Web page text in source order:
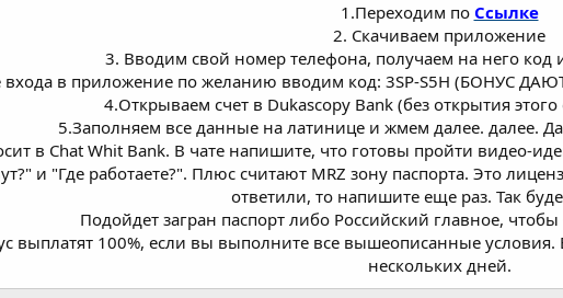
1.Переходим по Ссылке
2. Скачиваем приложение
3. Вводим свой номер телефона, получаем на него код
входа в приложение по желанию вводим код: 3SP-S5H (БОНУС
4.Открываем счет в Dukascopy Bank (без открытия
5.Заполняем все данные на латинице и жмем далее. далее.
в Chat Whit Bank. В чате напишите, что готовы пройти видео-
и "Где работаете?". Плюс считают MRZ зону паспорта. Это
ответили, то напишите еще раз. Так
Подойдет загран паспорт либо Российский главное,
выплатят 100%, если вы выполните все вышеописанные
нескольких дней.​